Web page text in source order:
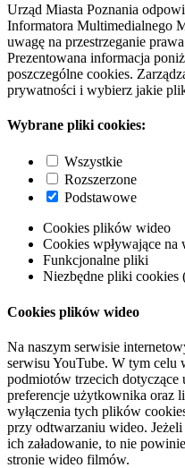
Urząd Miasta Poznania
Informatora Multimedialnego
uwagę na przestrzeganie
Prezentowana informacja
poszczególne cookies.
prywatności i wybierz jakie
Wybrane pliki cookies:
Wszystkie
Rozszerzone
Podstawowe
Cookies plików wideo
Cookies wpływające na
Funkcjonalne pliki
Niezbędne pliki cookies
Cookies plików wideo
Na naszym serwisie
serwisu YouTube. W tym
podmiotów trzecich dotyczące
preferencje użytkownika oraz
wyłączenia tych plików
przy odtwarzaniu wideo.
ich załadowanie, to nie
stronie wideo filmów.